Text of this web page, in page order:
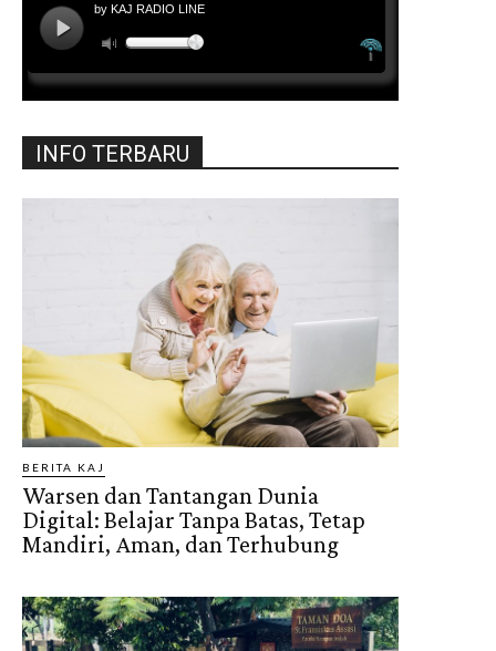
INFO TERBARU
BERITA KAJ
Warsen dan Tantangan Dunia
Digital: Belajar Tanpa Batas, Tetap
Mandiri, Aman, dan Terhubung